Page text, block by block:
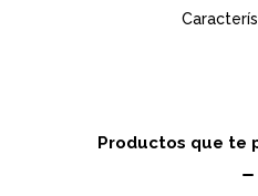
Productos que te